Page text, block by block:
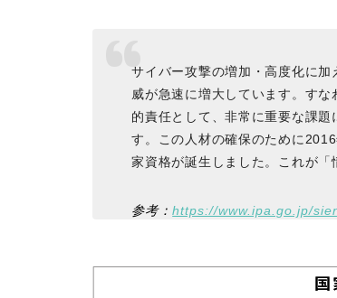
サイバー攻撃の増加・高度化に
威が急速に増大しています。す
的責任として、非常に重要な課
す。この人材の確保のために
家資格が誕生しました。これが「
参考：https://www.ipa.go.jp/